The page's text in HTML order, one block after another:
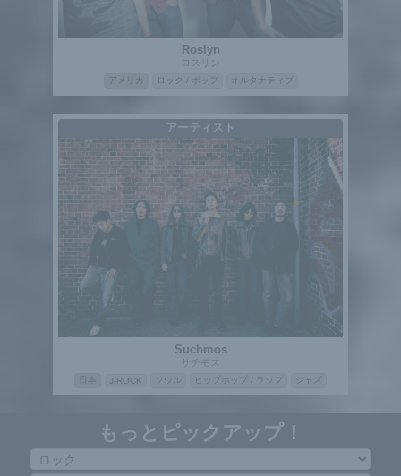
Roslyn
ロスリン
アメリカ ロック / ポップ オルタナティブ
アーティスト
Suchmos
サチモス
J-ROCK ソウル ヒップホップ / ラップ ジャズ
もっとピックアップ！